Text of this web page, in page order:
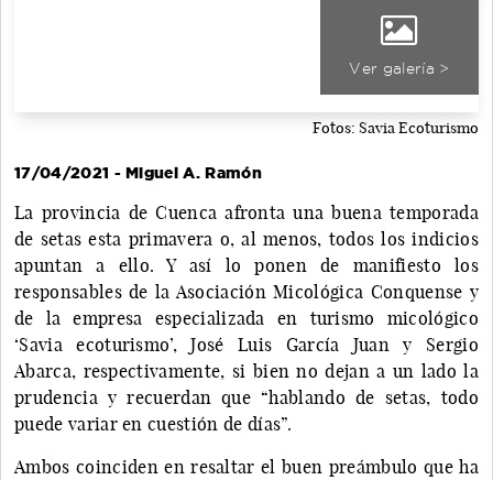
Ver galería >
Fotos: Savia Ecoturismo
17/04/2021 - Miguel A. Ramón
La provincia de Cuenca afronta una buena temporada
de setas esta primavera o, al menos, todos los indicios
apuntan a ello. Y así lo ponen de manifiesto los
responsables de la Asociación Micológica Conquense y
de la empresa especializada en turismo micológico
‘Savia ecoturismo’, José Luis García Juan y Sergio
Abarca, respectivamente, si bien no dejan a un lado la
prudencia y recuerdan que “hablando de setas, todo
puede variar en cuestión de días”.
Ambos coinciden en resaltar el buen preámbulo que ha